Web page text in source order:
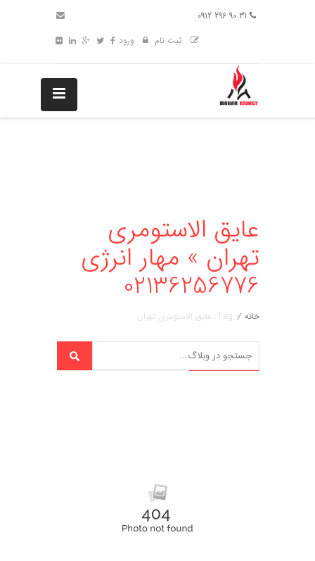
ثبت نام
ورود
عایق الاستومری
تهران » مهار انرژی
02136256776
خانه / Tag: عایق الاستومری تهران